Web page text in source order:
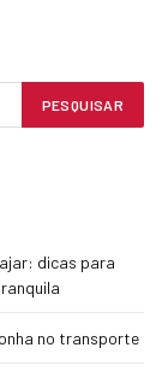
dicas para
no transporte